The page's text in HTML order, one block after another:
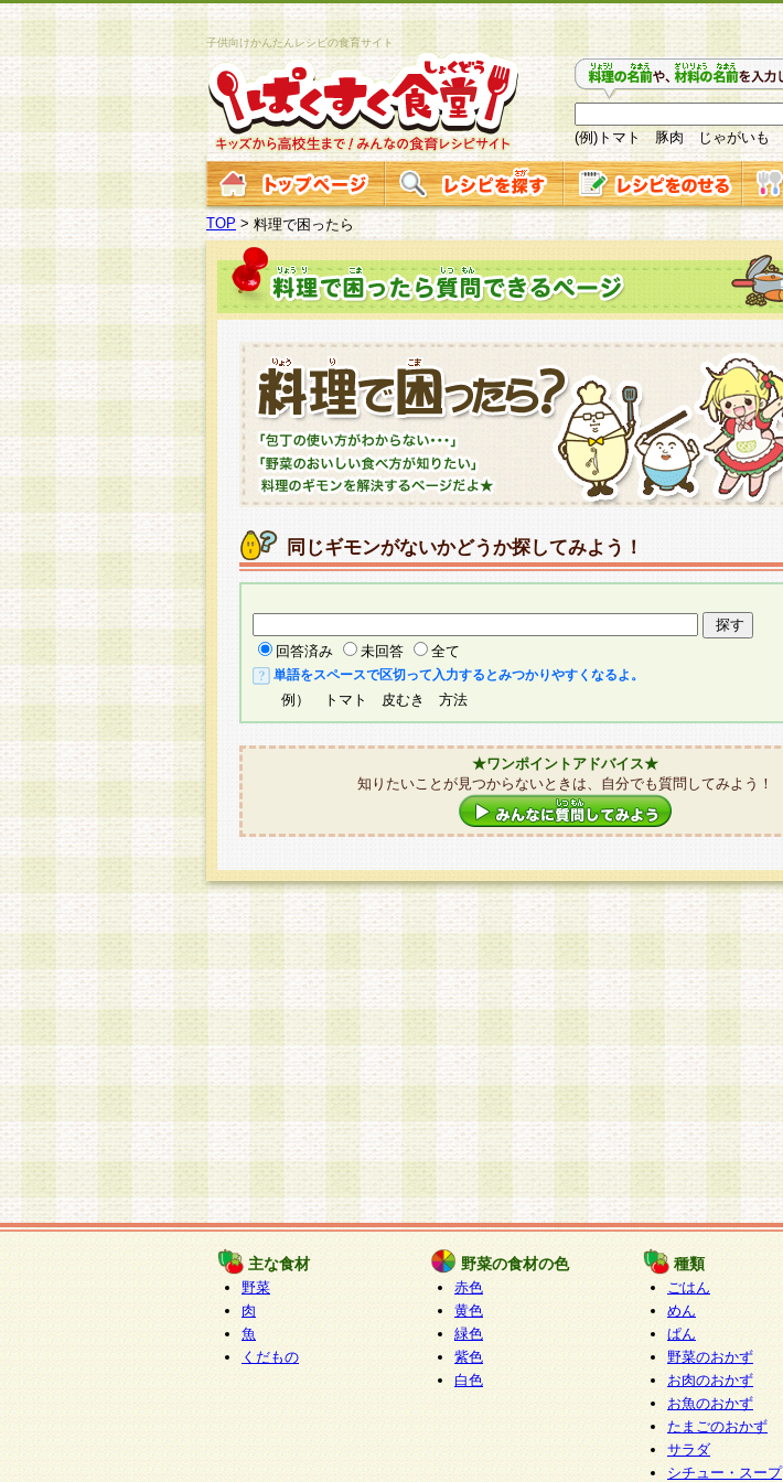
子供向けかんたんレシピの食育サイト
(例)トマト 豚肉 じゃがいも
TOP > 料理で困ったら
同じギモンがないかどうか探してみよう！
回答済み 未回答 全て
単語をスペースで区切って入力するとみつかりやすくなるよ。
例） トマト 皮むき 方法
★ワンポイントアドバイス★
知りたいことが見つからないときは、自分でも質問してみよう！
主な食材
野菜
肉
魚
くだもの
野菜の食材の色
赤色
黄色
緑色
紫色
白色
種類
ごはん
めん
ぱん
野菜のおかず
お肉のおかず
お魚のおかず
たまごのおかず
サラダ
シチュー・スープ